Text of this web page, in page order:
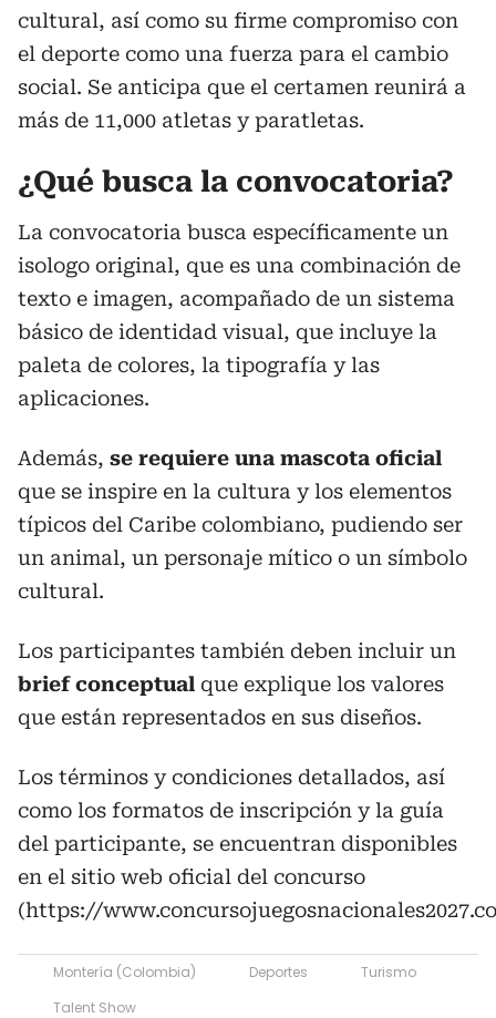
cultural, así como su firme compromiso con
el deporte como una fuerza para el cambio
social. Se anticipa que el certamen reunirá a
más de 11,000 atletas y paratletas.
¿Qué busca la convocatoria?
La convocatoria busca específicamente un
isologo original, que es una combinación de
texto e imagen, acompañado de un sistema
básico de identidad visual, que incluye la
paleta de colores, la tipografía y las
aplicaciones.
Además, se requiere una mascota oficial
que se inspire en la cultura y los elementos
típicos del Caribe colombiano, pudiendo ser
un animal, un personaje mítico o un símbolo
cultural.
Los participantes también deben incluir un
brief conceptual que explique los valores
que están representados en sus diseños.
Los términos y condiciones detallados, así
como los formatos de inscripción y la guía
del participante, se encuentran disponibles
en el sitio web oficial del concurso
(https://
Montería (Colombia) Deportes
Turismo
Talent Show